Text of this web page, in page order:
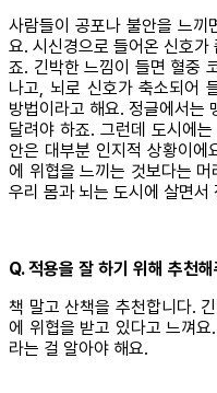
사람들이 공포나 불안을 느끼
요. 시신경으로 들어온 신호가
죠. 긴박한 느낌이 들면 혈중
나고, 뇌로 신호가 축소되어
방법이라고 해요. 정글에서는
달려야 하죠. 그런데 도시에
안은 대부분 인지적 상황이에
에 위협을 느끼는 것보다는
우리 몸과 뇌는 도시에 살면서
Q. 적용을 잘 하기 위해 추천
책 말고 산책을 추천합니다.
에 위협을 받고 있다고 느껴
라는 걸 알아야 해요.